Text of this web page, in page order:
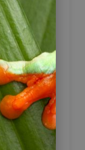
–
stündige
de
der